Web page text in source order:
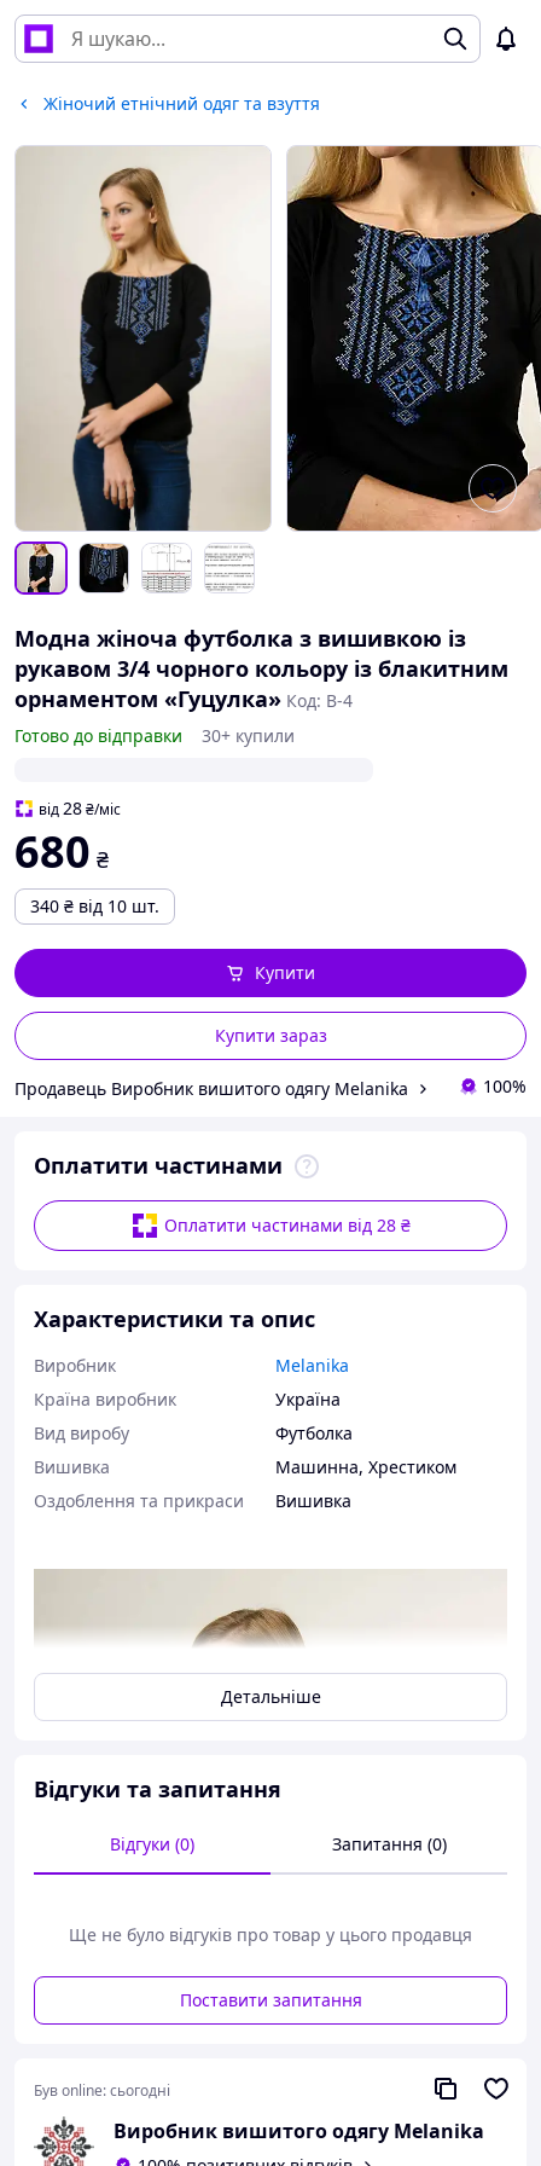
Жіночий етнічний одяг та взуття
Модна жіноча футболка з вишивкою із
рукавом 3/4 чорного кольору із блакитним
орнаментом «Гуцулка» Код: B-4
Готово до відправки
30+ купили
від28₴/міс
680 ₴
340 ₴ від 10 шт.
Купити зараз
Купити
Продавець Виробник вишитого одягу Melanika 100%
Оплатити частинами
Оплатити частинами від 28 ₴
Характеристики та опис
Виробник
Melanika
Країна виробник
Україна
Вид виробу
Футболка
Вишивка
Машинна, Хрестиком
Оздоблення та прикраси
Вишивка
Детальніше
Відгуки та запитання
Відгуки (0) Запитання (0)
Ще не було відгуків про товар у цього продавця
Поставити запитання
Був online:сьогодні
Виробник вишитого одягу Melanika